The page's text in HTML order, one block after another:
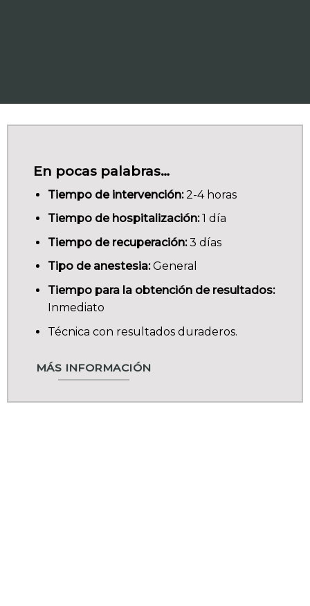
En pocas palabras…
Tiempo de intervención:2-4 horas
Tiempo de hospitalización:1 día
Tiempo de recuperación:3 días
Tipo de anestesia:General
Tiempo para la obtención de resultados:
Inmediato
Técnica con resultados duraderos.
MÁS INFORMACIÓN